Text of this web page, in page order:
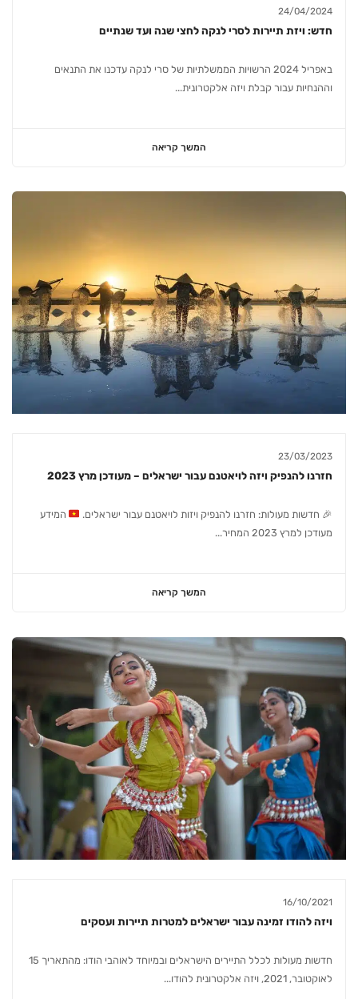
24/04/2024
חדש: ויזת תיירות לסרי לנקה לחצי שנה ועד שנתיים
באפריל 2024 הרשויות הממשלתיות של סרי לנקה עדכנו את התנאים
וההנחיות עבור קבלת ויזה אלקטרונית...
המשך קריאה
23/03/2023
חזרנו להנפיק ויזה לויאטנם עבור ישראלים – מעודכן מרץ 2023
🎉 חדשות מעולות: חזרנו להנפיק ויזות לויאטנם עבור ישראלים.
המידע
מעודכן למרץ 2023 המחיר...
המשך קריאה
16/10/2021
ויזה להודו זמינה עבור ישראלים למטרות תיירות ועסקים
חדשות מעולות לכלל התיירים הישראלים ובמיוחד לאוהבי הודו: מהתאריך 15
לאוקטובר, 2021, ויזה אלקטרונית להודו...